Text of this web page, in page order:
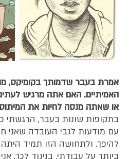
אמרת בעבר שדמותך בקומיקס,
האמיתיים. האם אתה מרגיש
או שאתה מנסה לחיות את
בתקופות שונות בעבר, הרגשתי
עם מודעות לגבי העובדה שאני
להיפך. ולתחושה הזו תמיד
ביותר על עבודתי. בניגוד לכך,